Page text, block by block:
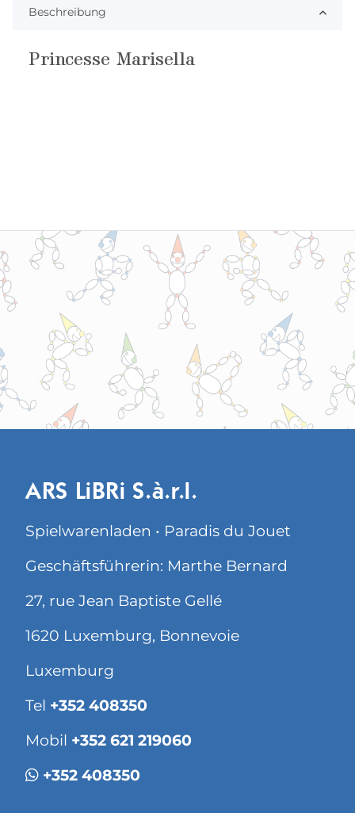
Beschreibung
Princesse Marisella
ARS LiBRi S.à.r.l.
Spielwarenladen • Paradis du Jouet
Geschäftsführerin: Marthe Bernard
27, rue Jean Baptiste Gellé
1620 Luxemburg, Bonnevoie
Luxemburg
Tel +352 408350
Mobil +352 621 219060
+352 408350